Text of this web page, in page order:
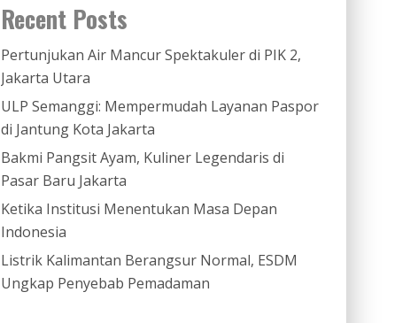
Recent Posts
Pertunjukan Air Mancur Spektakuler di PIK 2,
Jakarta Utara
ULP Semanggi: Mempermudah Layanan Paspor
di Jantung Kota Jakarta
Bakmi Pangsit Ayam, Kuliner Legendaris di
Pasar Baru Jakarta
Ketika Institusi Menentukan Masa Depan
Indonesia
Listrik Kalimantan Berangsur Normal, ESDM
Ungkap Penyebab Pemadaman